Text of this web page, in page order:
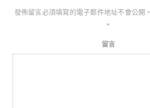
發佈留言必須填寫的電子郵件地址不會公開。
*
留言